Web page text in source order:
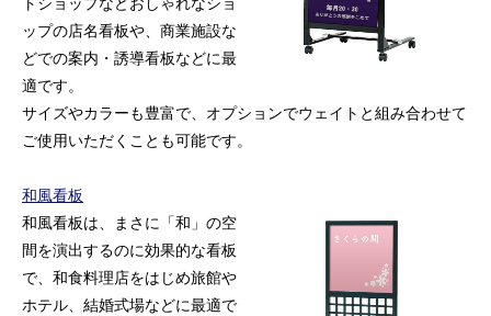
トショップなどおしゃれなショ
ップの店名看板や、商業施設な
どでの案内・誘導看板などに最
適です。
サイズやカラーも豊富で、オプションでウェイトと組み合わせて
ご使用いただくことも可能です。
和風看板
和風看板は、まさに「和」の空
間を演出するのに効果的な看板
で、和食料理店をはじめ旅館や
ホテル、結婚式場などに最適で